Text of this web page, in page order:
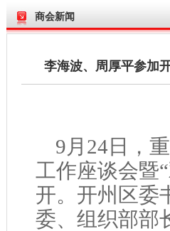
商会新闻
李海波、周厚平参加
9月24日，
工作座谈会暨
开。开州区委
委、组织部部